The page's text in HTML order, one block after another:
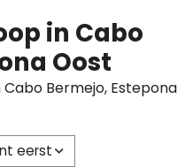
in Cabo
Oost
Bermejo, Estepona
eerst